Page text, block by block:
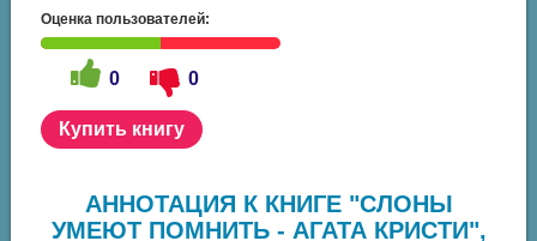
Оценка пользователей:
0 0
Купить книгу
АННОТАЦИЯ К КНИГЕ "СЛОНЫ
УМЕЮТ ПОМНИТЬ - АГАТА КРИСТИ",